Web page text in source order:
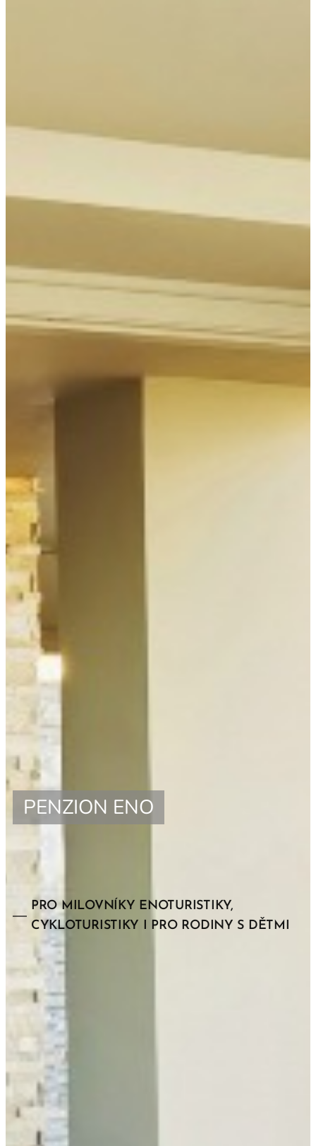
PENZION ENO
PRO MILOVNÍKY ENOTURISTIKY,
CYKLOTURISTIKY I PRO RODINY S DĚTMI